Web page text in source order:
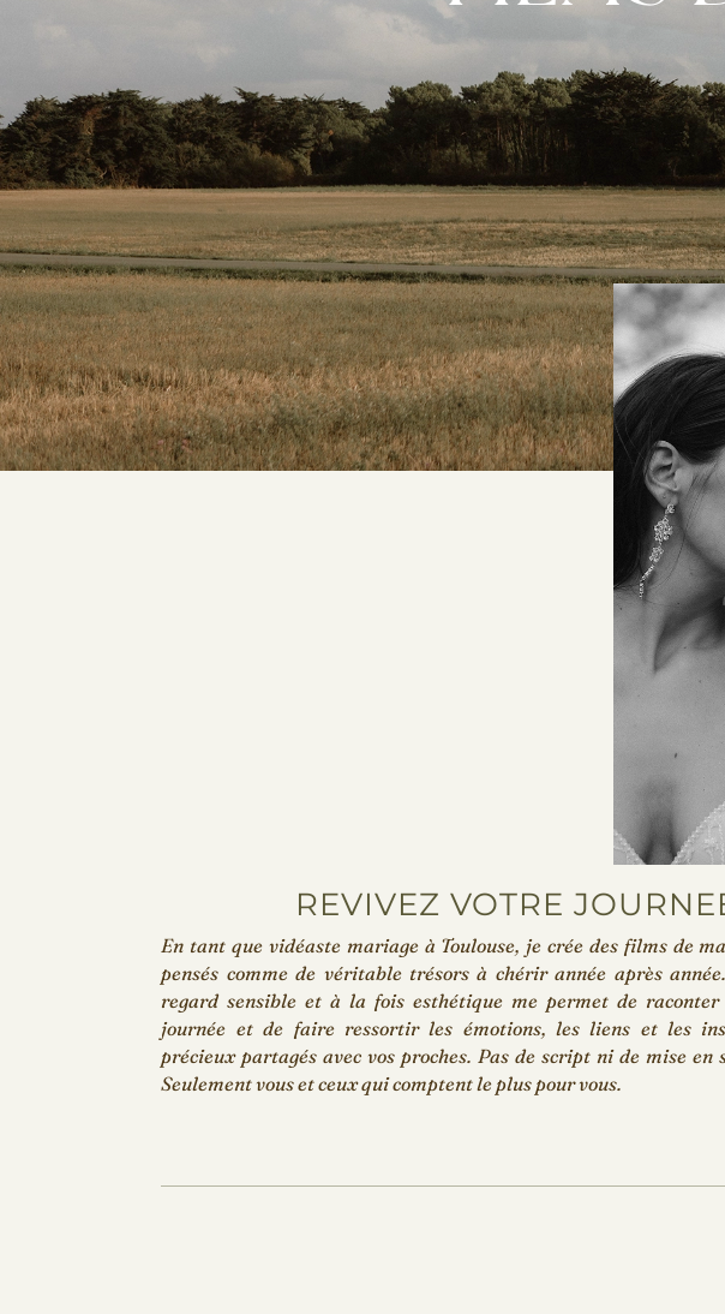
REVIVEZ VOTRE
En tant que vidéaste mariage à Toulouse, je crée des films de
pensés comme de véritable trésors à chérir année après
regard sensible et à la fois esthétique me permet de raconter
journée et de faire ressortir les émotions, les liens et les
précieux partagés avec vos proches. Pas de script ni de mise en
Seulement vous et ceux qui comptent le plus pour vous.